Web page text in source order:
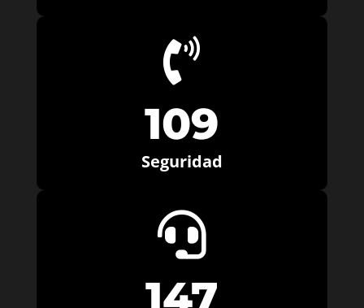

109
Seguridad
